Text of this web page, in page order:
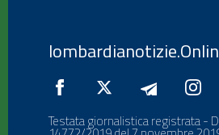
Testata giornalistica registrata -